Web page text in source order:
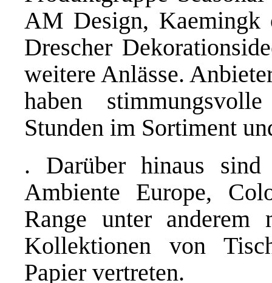
AM Design, Kaemingk
Drescher
weitere Anlässe.
haben
Stunden im Sortiment
. Darüber hinaus
Ambiente Europe,
Range unter anderem
Kollektionen von
Papier vertreten.